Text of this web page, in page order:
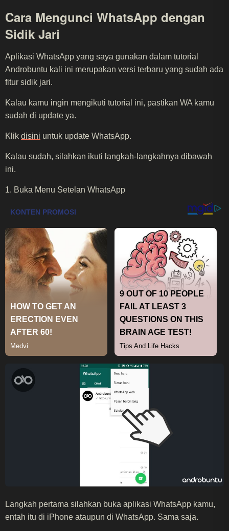
Cara Mengunci WhatsApp dengan
Sidik Jari
Aplikasi WhatsApp yang saya gunakan dalam tutorial
Androbuntu kali ini merupakan versi terbaru yang sudah ada
fitur sidik jari.
Kalau kamu ingin mengikuti tutorial ini, pastikan WA kamu
sudah di update ya.
Klik disini untuk update WhatsApp.
Kalau sudah, silahkan ikuti langkah-langkahnya dibawah
ini.
1. Buka Menu Setelan WhatsApp
Langkah pertama silahkan buka aplikasi WhatsApp kamu,
entah itu di iPhone ataupun di WhatsApp. Sama saja.